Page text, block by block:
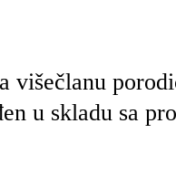
višečlanu
u skladu sa